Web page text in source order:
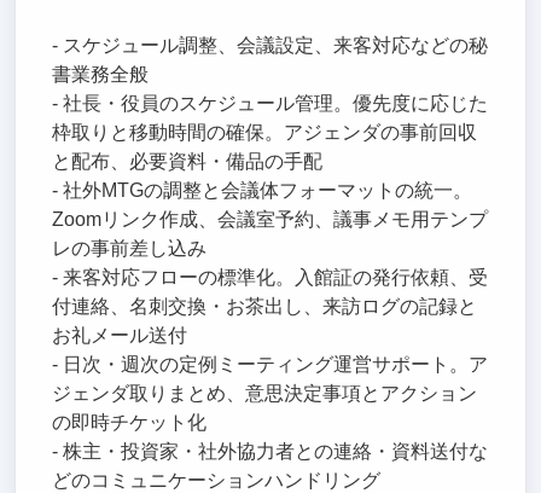
- スケジュール調整、会議設定、来客対応などの秘
書業務全般
- 社長・役員のスケジュール管理。優先度に応じた
枠取りと移動時間の確保。アジェンダの事前回収
と配布、必要資料・備品の手配
- 社外MTGの調整と会議体フォーマットの統一。
Zoomリンク作成、会議室予約、議事メモ用テンプ
レの事前差し込み
- 来客対応フローの標準化。入館証の発行依頼、受
付連絡、名刺交換・お茶出し、来訪ログの記録と
お礼メール送付
- 日次・週次の定例ミーティング運営サポート。ア
ジェンダ取りまとめ、意思決定事項とアクション
の即時チケット化
- 株主・投資家・社外協力者との連絡・資料送付な
どのコミュニケーションハンドリング